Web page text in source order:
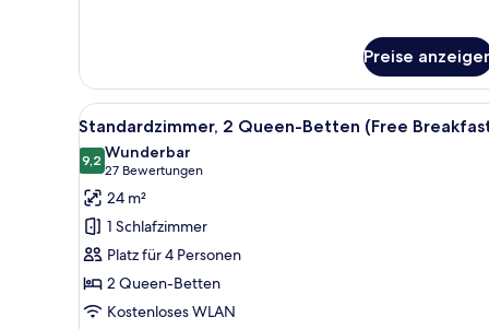
Bett
(High
Floor)
Preise
Alle
Fotos
für
Standardzimmer,
2 Queen-
Betten
(Free
Breakfast)
anzeigen
Blick über die Stadt von
8
Standardzimmer, 2 Queen-Betten (Free
9,29,2 von 10
Wunderbar
27 Bewertungen
(27
Bewertungen)
24 m²
1 Schlafzimmer
Platz für 4 Personen
2 Queen-Betten
Kostenloses WLAN